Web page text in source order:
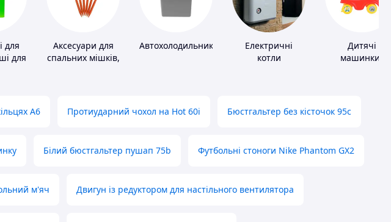
для
для
Аксесуари для
спальних мішків,
Автохолодильники
Електричні
котли
Дитячі
машинки-
А6 Протиударний чохол на Hot 60i Бюстгальтер без кісточок 95с
Білий бюстгальтер пушап 75b Футбольні стоноги Nike Phantom GX2
м'яч Двигун із редуктором для настільного вентилятора